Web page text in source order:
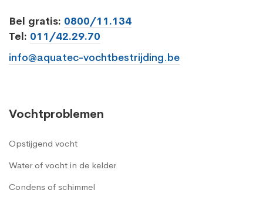
Bel gratis: 0800/11.134
Tel: 011/42.29.70
info@aquatec-vochtbestrijding.be
Vochtproblemen
Opstijgend vocht
Water of vocht in de kelder
Condens of schimmel